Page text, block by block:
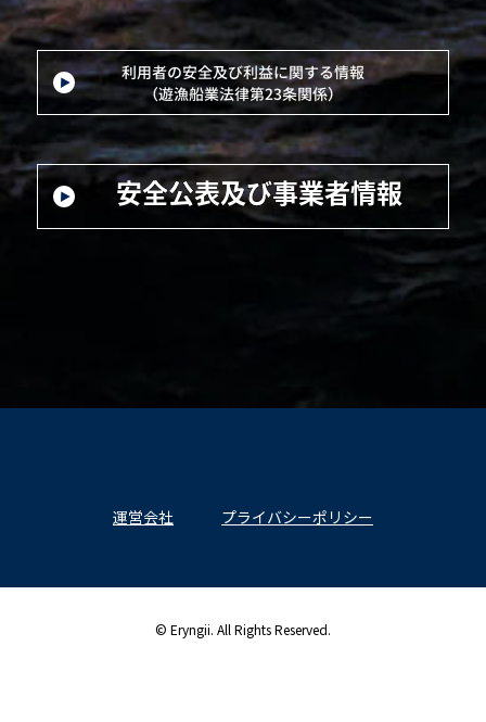
運営会社 プライバシーポリシー
© Eryngii. All Rights Reserved.